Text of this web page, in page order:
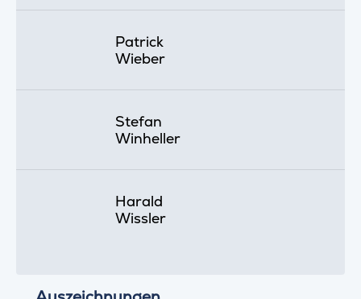
Patrick
Wieber
Stefan
Winheller
Harald
Wissler